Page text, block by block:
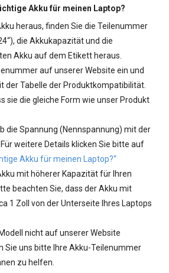
Akku für meinen Laptop?
heraus, finden Sie die Teilenummer
“), die Akkukapazität und die
Akku auf dem Etikett heraus.
auf unserer Website ein und
der Tabelle der Produktkompatibilität.
sie die gleiche Form wie unser Produkt
die Spannung (Nennspannung) mit der
weitere Details klicken Sie bitte auf
Akku für meinen Laptop?“
mit höherer Kapazität für Ihren
beachten Sie, dass der Akku mit
1 Zoll von der Unterseite Ihres Laptops
nicht auf unserer Website
Sie uns bitte Ihre Akku-Teilenummer
zu helfen.